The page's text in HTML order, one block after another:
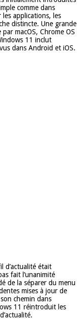
comme dans
applications, les
distincte. Une grande
macOS, Chrome OS
11 inclut
dans Android et iOS.
d’actualité était
fait l’unanimité
de la séparer du menu
mises à jour de
chemin dans
11 réintroduit les